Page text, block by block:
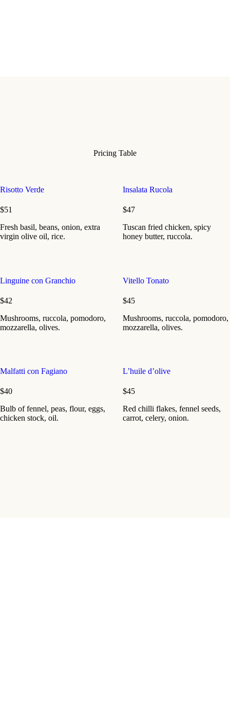
Pricing Table
Risotto Verde
$51
Fresh basil, beans, onion, extra
virgin olive oil, rice.
Insalata Rucola
$47
Tuscan fried chicken, spicy
honey butter, ruccola.
Linguine con Granchio
$42
Mushrooms, ruccola, pomodoro,
mozzarella, olives.
Vitello Tonato
$45
Mushrooms, ruccola, pomodoro,
mozzarella, olives.
Malfatti con Fagiano
$40
Bulb of fennel, peas, flour, eggs,
chicken stock, oil.
L’huile d’olive
$45
Red chilli flakes, fennel seeds,
carrot, celery, onion.